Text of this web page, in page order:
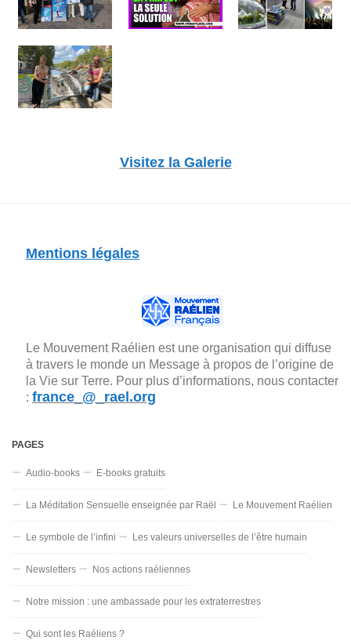
Visitez la Galerie
Mentions légales
Le Mouvement Raélien est une organisation qui diffuse
à travers le monde un Message à propos de l’origine de
la Vie sur Terre. Pour plus d’informations, nous contacter
: france_@_rael.org
PAGES
Audio-books E-books gratuits
La Méditation Sensuelle enseignée par Raël Le Mouvement Raélien
Le symbole de l’infini Les valeurs universelles de l’être humain
Newsletters Nos actions raéliennes
Notre mission : une ambassade pour les extraterrestres
Qui sont les Raéliens ?